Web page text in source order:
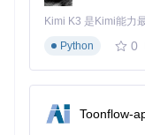
3.1 ⌛ 准备阶段：
input/
Python
0
Toonflow-